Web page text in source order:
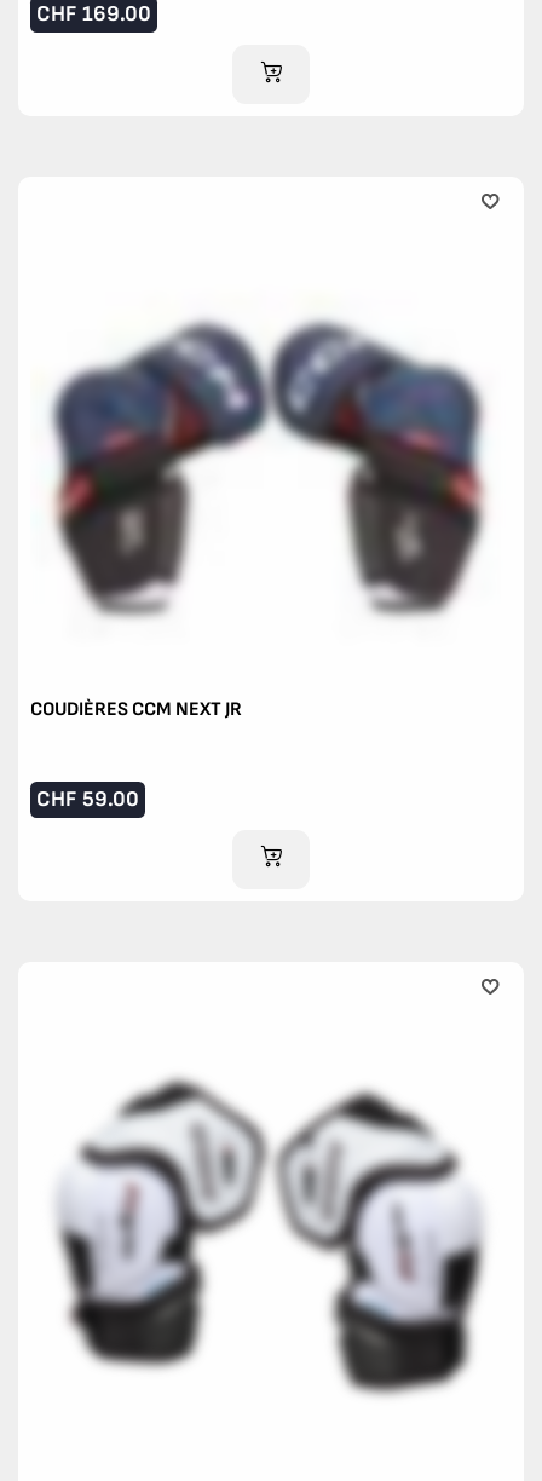
CHF 169.00
AJOUTER AU PANIER
COUDIÈRES CCM NEXT JR
CHF 59.00
AJOUTER AU PANIER